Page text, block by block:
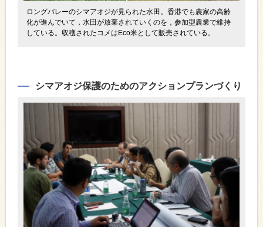
ロングバレーのシマアオジが見られた水田。香港でも農家の高齢
化が進んでいて，水田が放棄されていくのを，参加型農業で維持
している。収穫されたコメはEco米として販売されている。
シマアオジ保護のためのアクションプランづくり